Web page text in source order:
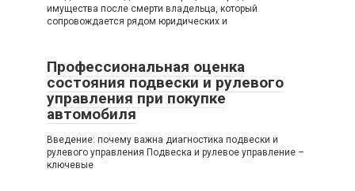
имущества после смерти владельца, который
сопровождается рядом юридических и
Профессиональная оценка
состояния подвески и рулевого
управления при покупке
автомобиля
Введение: почему важна диагностика подвески и
рулевого управления Подвеска и рулевое управление –
ключевые